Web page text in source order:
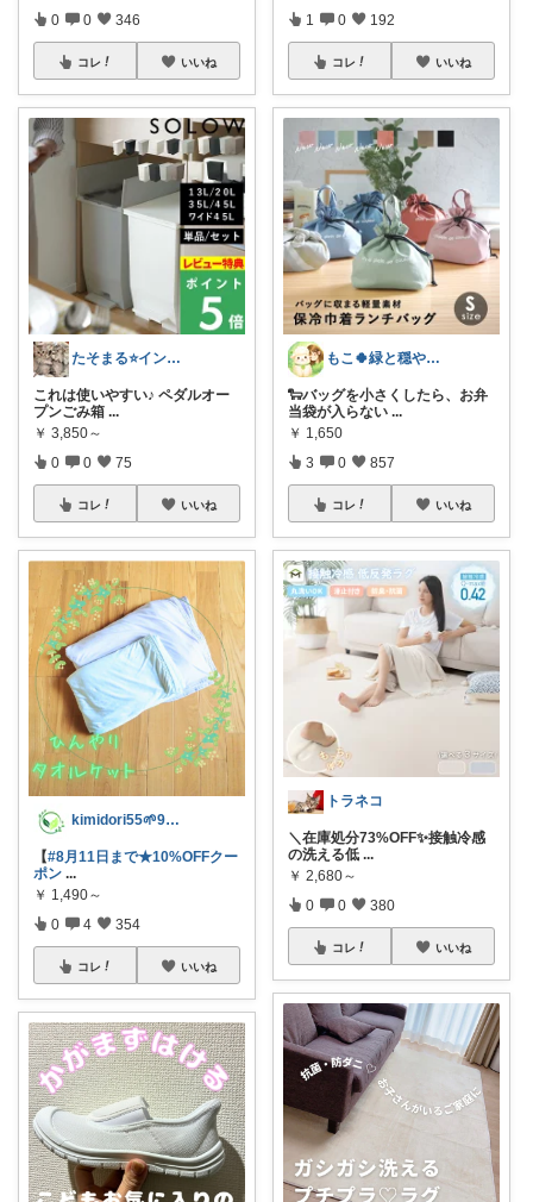
0 0 346
コレ いいね
たそまる⭐️インテリア雑貨
これは使いやすい♪ ペダルオー
プンごみ箱 ...
￥ 3,850～
0 0 75
コレ いいね
kimidori55🌱9日感謝✨😭
【#8月11日まで★10%OFFクー
ポン ...
￥ 1,490～
0 4 354
コレ いいね
1 0 192
コレ いいね
もこ🍀緑と穏やかなくらし🐑🍀
🐑バッグを小さくしたら、お弁
当袋が入らない ...
￥ 1,650
3 0 857
コレ いいね
トラネコ
＼在庫処分73%OFF✨接触冷感
の洗える低 ...
￥ 2,680～
0 0 380
コレ いいね